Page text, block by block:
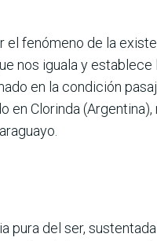
el fenómeno de la
nos iguala y
en la condi­ción
en Clo­rinda
pura del ser,